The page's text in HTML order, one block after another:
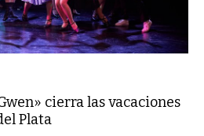
cierra las vacaciones
Plata